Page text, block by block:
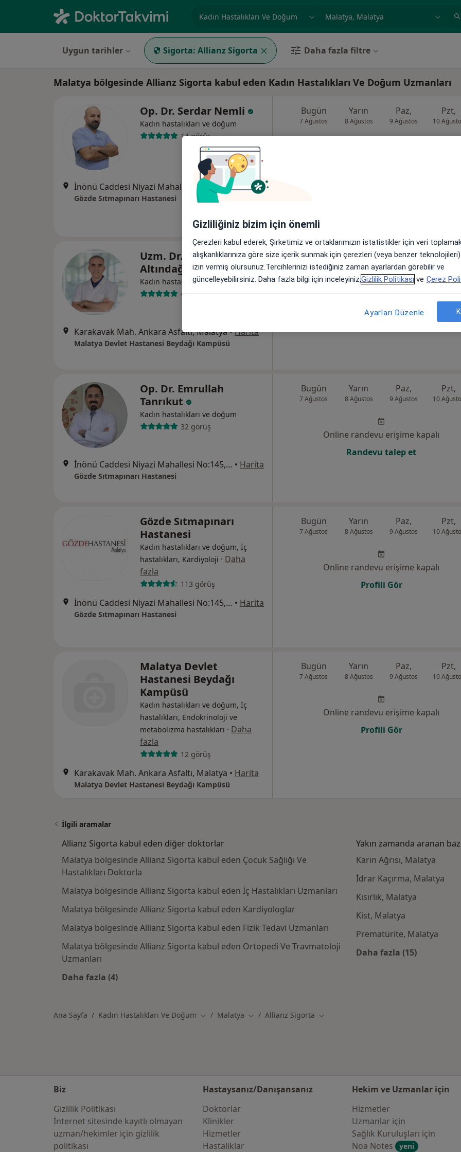
Uygun tarihler Sigorta: Allianz Sigorta Daha fazla filtre
Malatya bölgesinde Allianz Sigorta kabul eden Kadın Hastalıkları Ve Doğum Uzmanları
Op. Dr. Serdar Nemli
Kadın hastalıkları ve doğum
14 görüş
İnönü Caddesi Niyazi Mahallesi No:145, Malatya•Harita
Gözde Sıtmapınarı Hastanesi
Bugün
7 Ağustos
Yarın
8 Ağustos
Paz,
9 Ağustos
Pzt,
10
Uzm. Dr. Mehmet Murat
Altındağ
Kadın hastalıkları ve doğum
4 görüş
Karakavak Mah. Ankara Asfaltı, Malatya•Harita
Malatya Devlet Hastanesi Beydağı Kampüsü
Bugün
7 Ağustos
Yarın
8 Ağustos
Paz,
9 Ağustos
Pzt,
10 Ağustos
Online randevu erişime kapalı
Randevu talep et
Op. Dr. Emrullah
Tanrıkut
Kadın hastalıkları ve doğum
32 görüş
İnönü Caddesi Niyazi Mahallesi No:145, Malatya • Harita
Gözde Sıtmapınarı Hastanesi
Bugün
7 Ağustos
Yarın
8 Ağustos
Paz,
9 Ağustos
Pzt,
10
Online randevu erişime kapalı
Randevu talep et
Gözde Sıtmapınarı
Hastanesi
Kadın hastalıkları ve doğum, İç
hastalıkları, Kardiyoloji · Daha
fazla
113 görüş
İnönü Caddesi Niyazi Mahallesi No:145, Malatya • Harita
Gözde Sıtmapınarı Hastanesi
Bugün
7 Ağustos
Yarın
8 Ağustos
Paz,
9 Ağustos
Pzt,
10
Online randevu erişime kapalı
Profili Gör
Malatya Devlet
Hastanesi Beydağı
Kampüsü
Kadın hastalıkları ve doğum, İç
hastalıkları, Endokrinoloji ve
metabolizma hastalıkları · Daha
fazla
12 görüş
Karakavak Mah. Ankara Asfaltı, Malatya • Harita
Malatya Devlet Hastanesi Beydağı Kampüsü
Bugün
7 Ağustos
Yarın
8 Ağustos
Paz,
9 Ağustos
Pzt,
10
Online randevu erişime kapalı
Profili Gör
İlgili aramalar
Allianz Sigorta kabul eden diğer doktorlar
Malatya bölgesinde Allianz Sigorta kabul eden Çocuk Sağlığı Ve
Hastalıkları Doktorla
Malatya bölgesinde Allianz Sigorta kabul eden İç Hastalıkları Uzmanları
Malatya bölgesinde Allianz Sigorta kabul eden Kardiyologlar
Malatya bölgesinde Allianz Sigorta kabul eden Fizik Tedavi Uzmanları
Malatya bölgesinde Allianz Sigorta kabul eden Ortopedi Ve Travmatoloji
Uzmanları
Daha fazla (4)
Yakın zamanda aranan
Karın Ağrısı, Malatya
İdrar Kaçırma, Malatya
Kısırlık, Malatya
Kist, Malatya
Prematürite, Malatya
Daha fazla (15)
Ana Sayfa Kadın Hastalıkları Ve Doğum Şehir değiştir
Malatya Şehir değiştir
Allianz Sigorta Şehir değiştir
Biz
Gizlilik Politikası
İnternet sitesinde kayıtlı olmayan
uzman/hekimler i̇çin gizlilik
politikası
Hastaysanız/Danışansanız
Doktorlar
Klinikler
Hizmetler
Hastaliklar
Hekim ve Uzmanlar için
Hizmetler
Uzmanlar için
Sağlık Kuruluşları için
Noa Notes
yeni
Gizliliğiniz bizim için önemli
Çerezleri kabul ederek, Şirketimiz ve ortaklarımızın istatistikler için veri
alışkanlıklarınıza göre size içerik sunmak için çerezleri (veya benzer
izin vermiş olursunuz.Tercihlerinizi istediğiniz zaman ayarlardan görebilir ve
güncelleyebilirsiniz. Daha fazla bilgi için inceleyiniz,Gizlilik Politikası ve Çerez
Ayarları Düzenle